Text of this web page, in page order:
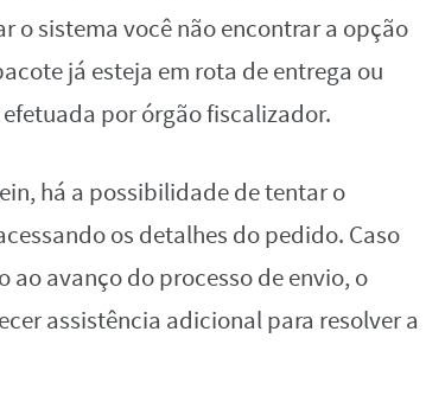
o sistema você não encontrar a opção
já esteja em rota de entrega ou
por órgão fiscalizador.
há a possibilidade de tentar o
os detalhes do pedido. Caso
avanço do processo de envio, o
assistência adicional para resolver a